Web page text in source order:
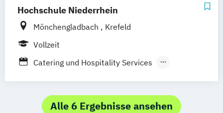
Hochschule Niederrhein
Mönchengladbach
Krefeld
Vollzeit
Catering und Hospitality Services
Alle 6 Ergebnisse ansehen